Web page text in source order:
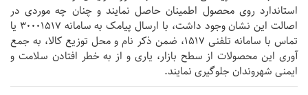
استاندارد روی محصول اطمینان حاصل نمایند و چنان چه موردی در
اصالت این نشان وجود داشت، با ارسال پیامک به سامانه 30001517 یا
تماس با سامانه تلفنی 1517، ضمن ذکر نام و محل توزیع کالا، به جمع
آوری این محصولات از سطح بازار، یاری و از به خطر افتادن سلامت و
ایمنی شهروندان جلوگیری نمایند.